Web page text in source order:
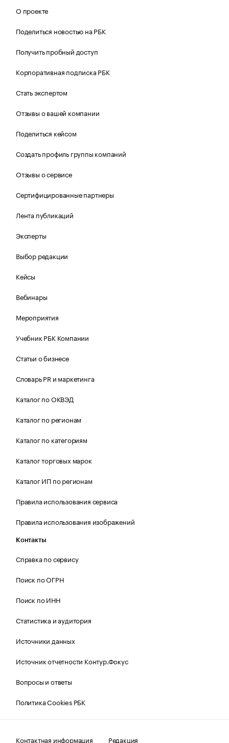
О проекте
Поделиться новостью на РБК
Получить пробный доступ
Корпоративная подписка РБК
Стать экспертом
Отзывы о вашей компании
Поделиться кейсом
Создать профиль группы компаний
Отзывы о сервисе
Сертифицированные партнеры
Лента публикаций
Эксперты
Выбор редакции
Кейсы
Вебинары
Мероприятия
Учебник РБК Компании
Статьи о бизнесе
Словарь PR и маркетинга
Каталог по ОКВЭД
Каталог по регионам
Каталог по категориям
Каталог торговых марок
Каталог ИП по регионам
Правила использования сервиса
Правила использования изображений
Контакты
Справка по сервису
Поиск по ОГРН
Поиск по ИНН
Статистика и аудитория
Источники данных
Источник отчетности Контур.Фокус
Вопросы и ответы
Политика Cookies РБК
Контактная информация Редакция